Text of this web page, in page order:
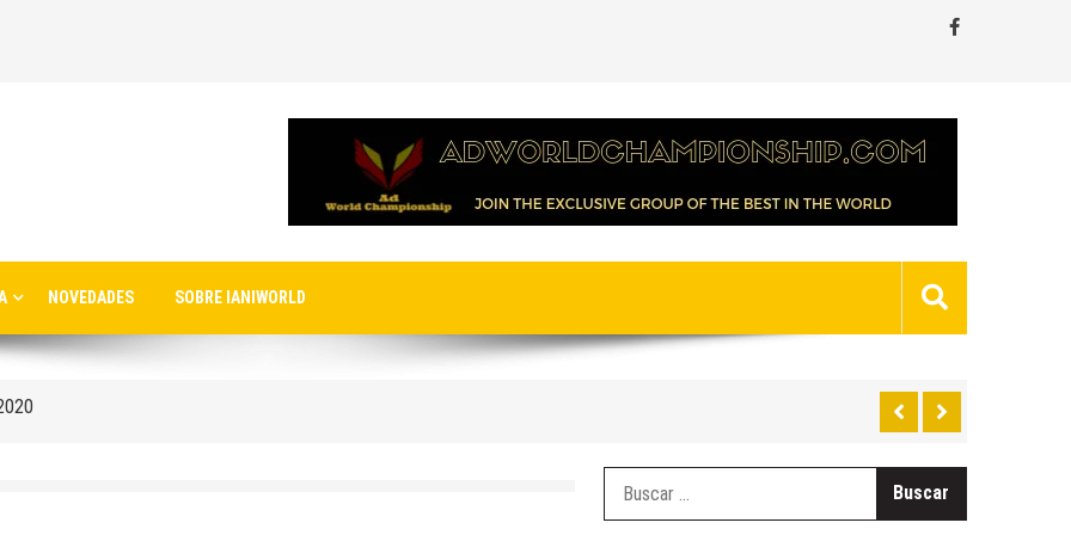
NOVEDADES SOBRE IANIWORLD
aeropuerto de Estambul
a la nueva terminal C1 de Sheremetyevo